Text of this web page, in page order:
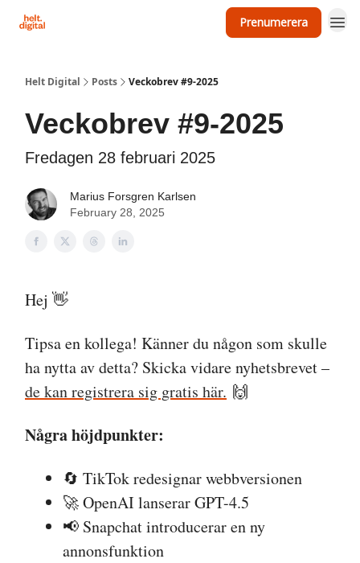
Prenumerera
Helt Digital Posts Veckobrev #9-2025
Veckobrev #9-2025
Fredagen 28 februari 2025
Marius Forsgren Karlsen
February 28, 2025
Hej 👋
Tipsa en kollega! Känner du någon som skulle
ha nytta av detta? Skicka vidare nyhetsbrevet –
de kan registrera sig gratis här. 🙌
Några höjdpunkter:
🔄 TikTok redesignar webbversionen
🚀 OpenAI lanserar GPT-4.5
📢 Snapchat introducerar en ny
annonsfunktion